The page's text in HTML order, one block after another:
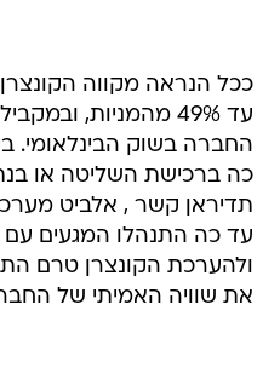
ככל הנראה מקווה
עד 49% מהמניות,
החברה בשוק הבינלאומי.
כה ברכישת השליטה או
תדיראן קשר , אלביט
עד כה התנהלו המגעים
ולהערכת הקונצרן טרם
את שוויה האמיתי של החברה, כ-300